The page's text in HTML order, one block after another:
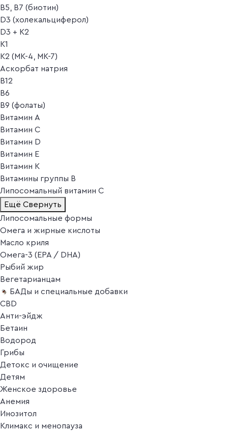
B5, B7 (биотин)
D3 (холекальциферол)
D3 + K2
K1
K2 (MK-4, MK-7)
Аскорбат натрия
В12
В6
В9 (фолаты)
Витамин A
Витамин C
Витамин D
Витамин E
Витамин K
Витамины группы B
Липосомальный витамин C
Ещё Свернуть
Липосомальные формы
Омега и жирные кислоты
Масло криля
Омега-3 (EPA / DHA)
Рыбий жир
Вегетарианцам
БАДы и специальные добавки
CBD
Анти-эйдж
Бетаин
Водород
Грибы
Детокс и очищение
Детям
Женское здоровье
Анемия
Инозитол
Климакс и менопауза